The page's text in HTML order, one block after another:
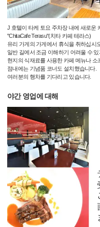
J 호텔이 타케 토요 주차장 내에 새로운
"ChitaCafe Terasu"(치타 카페 테라스)
유리 가게의 가게에서 휴식을 취하십시
일반 길에서 조금 이해하기 어려울 수
현지의 식재료를 사용한 카페 메뉴나
점내에는 기념품 코너도 설치했습니다.
여러분의 행차를 기다리고 있습니다.
야간 영업에 대해